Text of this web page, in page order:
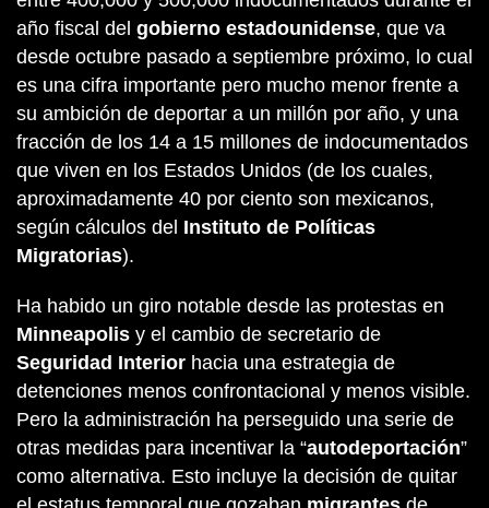
año fiscal del gobierno estadounidense, que va
desde octubre pasado a septiembre próximo, lo cual
es una cifra importante pero mucho menor frente a
su ambición de deportar a un millón por año, y una
fracción de los 14 a 15 millones de indocumentados
que viven en los Estados Unidos (de los cuales,
aproximadamente 40 por ciento son mexicanos,
según cálculos del Instituto de Políticas
Migratorias).
Ha habido un giro notable desde las protestas en
Minneapolis y el cambio de secretario de
Seguridad Interior hacia una estrategia de
detenciones menos confrontacional y menos visible.
Pero la administración ha perseguido una serie de
otras medidas para incentivar la “autodeportación”
como alternativa. Esto incluye la decisión de quitar